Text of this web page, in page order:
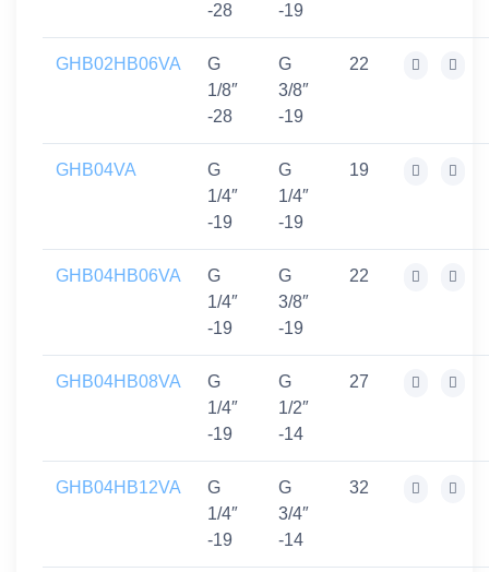
-28
-19
GHB02HB06VA
G
1/8″
-28
G
3/8″
-19
22
GHB04VA
G
1/4″
-19
G
1/4″
-19
19
GHB04HB06VA
G
1/4″
-19
G
3/8″
-19
22
GHB04HB08VA
G
1/4″
-19
G
1/2″
-14
27
GHB04HB12VA
G
1/4″
-19
G
3/4″
-14
32